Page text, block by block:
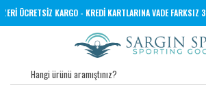
ÜZERİ ÜCRETSİZ KARGO - KREDİ KARTLARINA VADE